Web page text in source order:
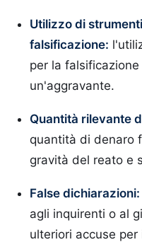
Utilizzo di
falsificazione:
per la
un'aggravante.
Quantità rilevante
quantità di denaro
gravità del reato e
False dichiarazioni:
agli inquirenti o al
ulteriori accuse